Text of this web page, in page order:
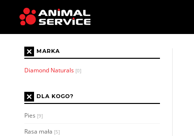
× MARKA
Diamond Naturals [0]
× DLA KOGO?
Pies [9]
Rasa mała [5]